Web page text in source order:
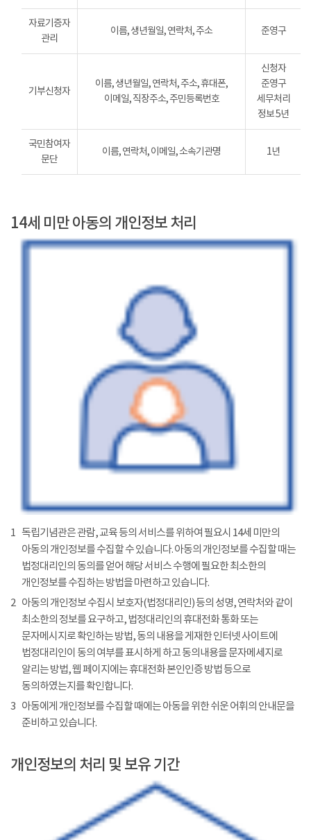
자료기증자
관리
이름, 생년월일, 연락처, 주소 준영구
기부신청자
이름, 생년월일, 연락처, 주소, 휴대폰,
이메일, 직장주소, 주민등록번호
신청자
준영구
세무처리
정보 5년
국민참여자
문단
이름, 연락처, 이메일, 소속기관명 1년
14세 미만 아동의 개인정보 처리
1 독립기념관은 관람, 교육 등의 서비스를 위하여 필요시 14세 미만의
아동의 개인정보를 수집할 수 있습니다. 아동의 개인정보를 수집할 때는
법정대리인의 동의를 얻어 해당 서비스 수행에 필요한 최소한의
개인정보를 수집하는 방법을 마련하고 있습니다.
2 아동의 개인정보 수집시 보호자(법정대리인) 등의 성명, 연락처와 같이
최소한의 정보를 요구하고, 법정대리인의 휴대전화 통화 또는
문자메시지로 확인하는 방법, 동의 내용을 게재한 인터넷 사이트에
법정대리인이 동의 여부를 표시하게 하고 동의내용을 문자메세지로
알리는 방법, 웹 페이지에는 휴대전화 본인인증 방법 등으로
동의하였는지를 확인합니다.
3 아동에게 개인정보를 수집할 때에는 아동을 위한 쉬운 어휘의 안내문을
준비하고 있습니다.
개인정보의 처리 및 보유 기간